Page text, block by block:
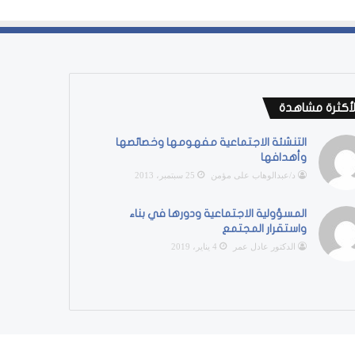
مشاهدة
التنشئة الاجتماعية مفهومها وخصائصها
وأهدافها
د/عبدالوهاب على مؤمن 25 سبتمبر، 2013
المسؤولية الاجتماعية ودورها في بناء
واستقرار المجتمع
الدكتور عادل عمر 4 يناير، 2019